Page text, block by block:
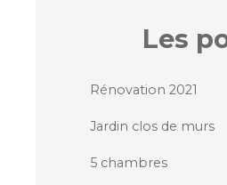
Les
Rénovation 2021
Jardin clos de murs
5 chambres